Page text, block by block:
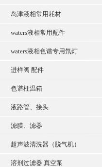
岛津液相常用耗材
waters液相常用配件
waters液相色谱专用氘灯
进样阀 配件
色谱柱温箱
液路管、接头
滤膜、滤器
超声波清洗器（脱气机）
溶剂过滤器 真空泵